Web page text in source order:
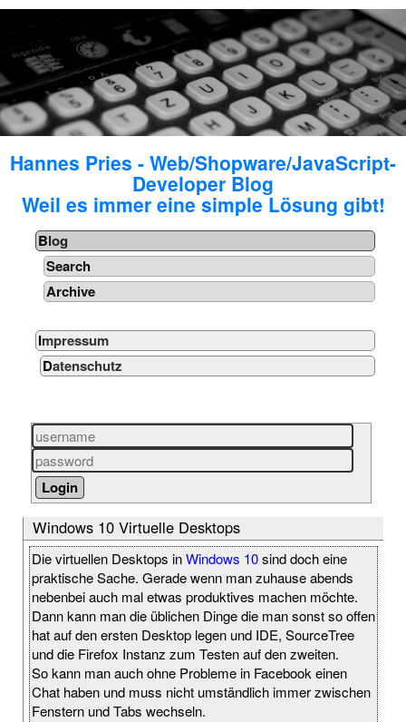
Hannes Pries - Web/Shopware/JavaScript-
Developer Blog
Weil es immer eine simple Lösung gibt!
Blog
Search
Archive
Impressum
Datenschutz
Windows 10 Virtuelle Desktops
Die virtuellen Desktops inWindows 10sind doch eine
praktische Sache. Gerade wenn man zuhause abends
nebenbei auch mal etwas produktives machen möchte.
Dann kann man die üblichen Dinge die man sonst so offen
hat auf den ersten Desktop legen und IDE, SourceTree
und die Firefox Instanz zum Testen auf den zweiten.
So kann man auch ohne Probleme in Facebook einen
Chat haben und muss nicht umständlich immer zwischen
Fenstern und Tabs wechseln.